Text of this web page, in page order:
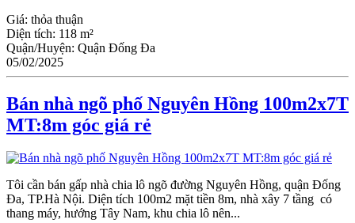
Giá: thỏa thuận
Diện tích: 118 m²
Quận/Huyện: Quận Đống Đa
05/02/2025
Bán nhà ngõ phố Nguyên Hồng 100m2x7T
MT:8m góc giá rẻ
Tôi cần bán gấp nhà chia lô ngõ đường Nguyên Hồng, quận Đống
Đa, TP.Hà Nội. Diện tích 100m2 mặt tiền 8m, nhà xây 7 tầng có
thang máy, hướng Tây Nam, khu chia lô nên...